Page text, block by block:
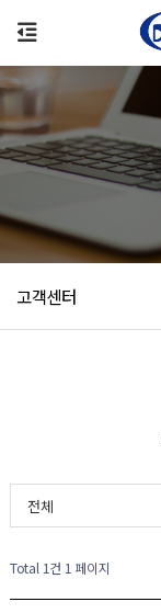
고객센터
전체
Total 1건 1 페이지